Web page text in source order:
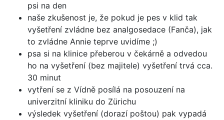
psi na den
naše zkušenost je, že pokud je pes v klid tak
vyšetření zvládne bez analgosedace (Fanča), jak
to zvládne Annie teprve uvidíme ;)
psa si na klinice přeberou v čekárně a odvedou
ho na vyšetření (bez majitele) vyšetření trvá cca.
30 minut
vytření se z Vídně posílá na posouzení na
univerzitní kliniku do Zürichu
výsledek vyšetření (dorazí poštou) pak vypadá